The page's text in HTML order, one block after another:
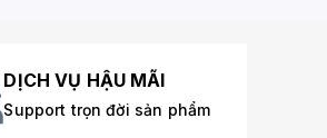
DỊCH VỤ HẬU MÃI
Support trọn đời sản phẩm